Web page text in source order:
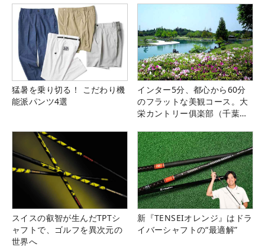
猛暑を乗り切る！ こだわり機
能派パンツ4選
インター5分、都心から60分
のフラットな美観コース。大
栄カントリー俱楽部（千葉
スイスの叡智が生んだTPTシ
ャフトで、ゴルフを異次元の
世界へ
新『TENSEIオレンジ』はドラ
イバーシャフトの“最適解”